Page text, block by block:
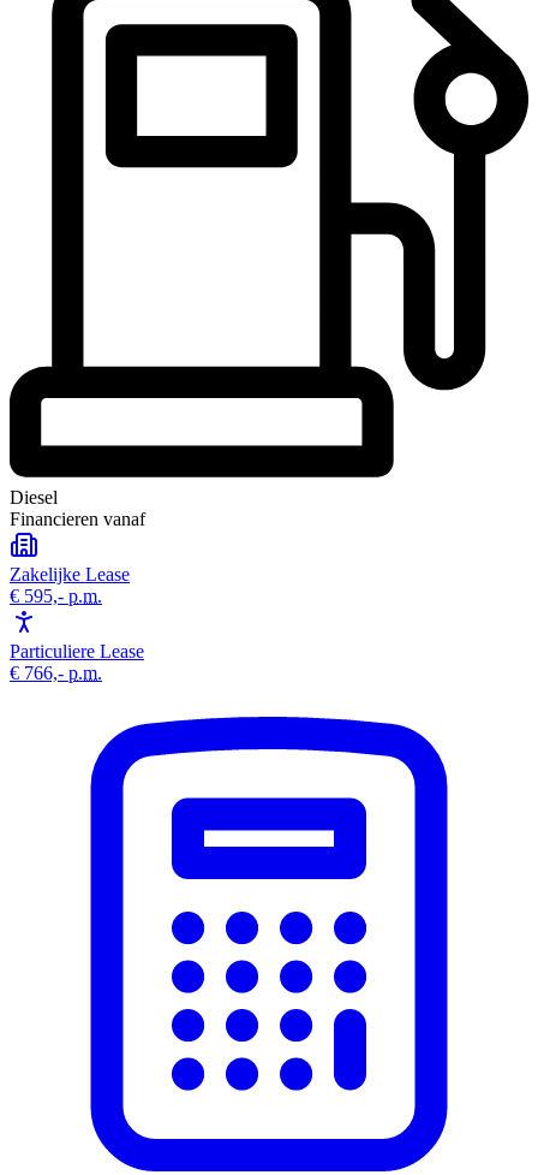
Diesel
Financieren vanaf
Zakelijke Lease
€ 595,- p.m.
Particuliere Lease
€ 766,- p.m.